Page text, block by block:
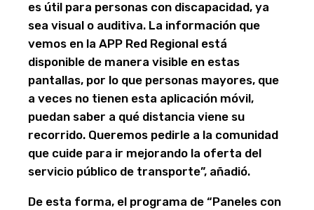
es útil para personas con discapacidad, ya
sea visual o auditiva. La información que
vemos en la APP Red Regional está
disponible de manera visible en estas
pantallas, por lo que personas mayores, que
a veces no tienen esta aplicación móvil,
puedan saber a qué distancia viene su
recorrido. Queremos pedirle a la comunidad
que cuide para ir mejorando la oferta del
servicio público de transporte”, añadió.
De esta forma, el programa de “Paneles con